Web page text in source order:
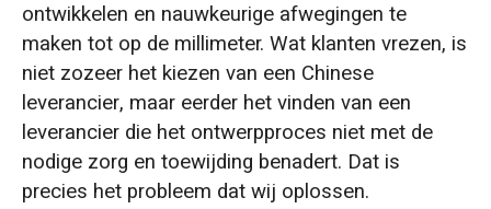
ontwikkelen en nauwkeurige afwegingen te
maken tot op de millimeter. Wat klanten vrezen, is
niet zozeer het kiezen van een Chinese
leverancier, maar eerder het vinden van een
leverancier die het ontwerpproces niet met de
nodige zorg en toewijding benadert. Dat is
precies het probleem dat wij oplossen.